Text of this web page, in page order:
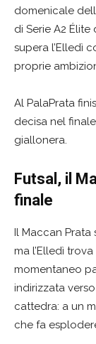
domenicale
di Serie A2
supera l’Elledì
proprie
Al PalaPrata
decisa nel
giallonera.
Futsal, il
finale
Il Maccan Prata
ma l’Elledì
momentaneo
indirizzata
cattedra: a un
che fa